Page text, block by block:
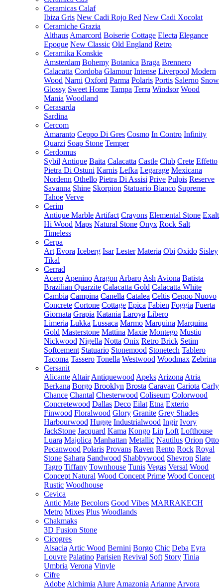
Ceramicas Calaf
Ibiza Gris New Cadi Rojo Red New Cadi Xocolat
Ceramiche Grazia
Althaus Amarcord Boiserie Cottage Electa Elegance
Epoque New Classic Old England Retro
Ceramika Konskie
Amsterdam Bohemy Botanica Braga Brennero
Calacatta Cordoba Glamour Intense Liverpool Modern
Wood Narni Oxford Parma Polaris Portis Salerno Snow
Glossy Sweet Home Tampa Terra Windsor Wood
Mania Woodland
Cerasarda
Sardina
Cercom
Amaranto Ceppo Di Gres Cosmo In Contro Infinity
Quarzi Soap Stone Temper
Cerdomus
Sybil Antique Baita Calacatta Castle Club Crete Effetto
Pietra Di Ostuni Karnis Lefka Legarage Mexicana
Nordenn Othello Pietra Di Assisi Prive Pulpis Reserve
Savanna Shine Skorpion Statuario Bianco Supreme
Tahoe Verve
Cerim
Antique Marble Artifact Crayons Elemental Stone Exalt
Hi Wood Maps Natural Stone Onyx Rock Salt
Timeless
Cerpa
Art Evora Iceberg Isar Lester Materia Obi Oxido Sisley
Tikal
Cerrad
Acero Apenino Aragon Arbaro Ash Aviona Batista
Brazilian Quarzite Calacatta Gold Calacatta White
Cambia Campina Canella Catalea Celtis Ceppo Nuovo
Concrete Cortone Cottage Epica Fabien Foggia Fuerta
Giornata Grapia Katania Laroya Libero
Limeria Lukka Lussaca Marmo Marquina Marquina
Gold Masterstone Mattina Maxie Montego Mustiq
Nickwood Nigella Notta Onix Retro Brick Setim
Softcement Statuario Stonemood Stonetech Tablero
Tacoma Tassero Tonella Westwood Woodmax Zebrina
Cersanit
Alicante Altair Antiquewood Apeks Arizona Atria
Berkana Borgo Brooklyn Brosta Caravan Cariota Carly
Chance Chantal Chesterwood Coliseum Colorwood
Concretewood Dallas Deco Eilat Etna Exterio
Finwood Floralwood Glory Granite Grey Shades
Harbourwood Hugge Industrialwood Ingir Ivory
JackStone Jacquard Kama Kongo Lin Loft Lofthouse
Luara Majolica Manhattan Metallic Nautilus Orion Otto
Pecanwood Polaris Provans Raven Rento Rock Royal
Stone Sahara Sandwood Shabbywood Shevron Slate
Tagro Tiffany Townhouse Tunis Vegas Versal Wood
Concept Natural Wood Concept Prime Wood Concept
Rustic Woodhouse
Cevica
Antic Mate Becolors Good Vibes MARRAKECH
Metro Mixes Plus Woodlands
Chakmaks
3D Fusion Stone
Cicogres
Alsacia Artic Wood Bernini Borgo Chic Deba Eyra
Louvre Palatino Parisien Revival Soft Story Tinia
Umbria Verona Vinyle
Cifre
Adobe Alchimia Alure Amazonia Arianne Arvora